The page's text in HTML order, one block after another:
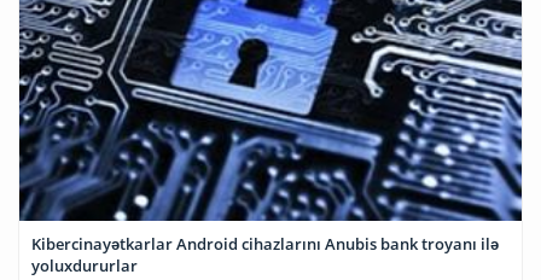
Kibercinayətkarlar Android cihazlarını Anubis bank troyanı ilə
yoluxdururlar